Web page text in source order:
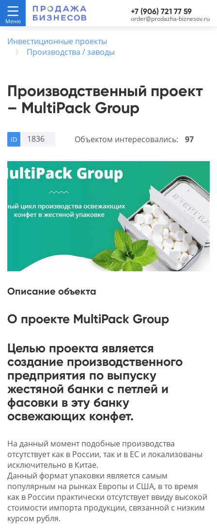
+7 (906) 721 77 59
order@prodazha-biznesov.ru
Инвестиционные проекты
Производства / заводы
Производственный проект
– MultiPack Group
ID 1836 Объектом интересовались: 97
Описание объекта
О проекте MultiPack Group
Целью проекта является
создание производственного
предприятия по выпуску
жестяной банки с петлей и
фасовки в эту банку
освежающих конфет.
На данный момент подобные производства
отсутствует как в России, так и в ЕС и локализованы
исключительно в Китае.
Данный формат упаковки является самым
популярным на рынках Европы и США, в то время
как в России практически отсутствует ввиду высокой
стоимости импорта продукции, связанной с низким
курсом рубля.